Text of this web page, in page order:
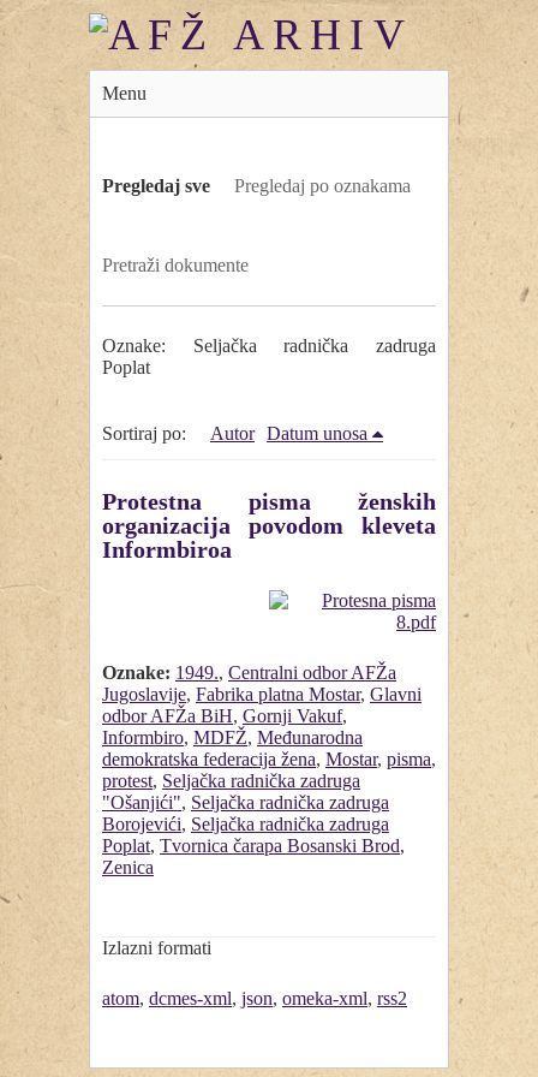
Menu
Pregledaj sve Pregledaj po oznakama
Pretraži dokumente
Oznake: Seljačka radnička zadruga
Poplat
Sortiraj po: Autor Datum unosa
Protestna pisma ženskih
organizacija povodom kleveta
Informbiroa
Oznake: 1949., Centralni odbor AFŽa
Jugoslavije, Fabrika platna Mostar, Glavni
odbor AFŽa BiH, Gornji Vakuf,
Informbiro, MDFŽ, Međunarodna
demokratska federacija žena, Mostar, pisma,
protest, Seljačka radnička zadruga
"Ošanjići", Seljačka radnička zadruga
Borojevići, Seljačka radnička zadruga
Poplat, Tvornica čarapa Bosanski Brod,
Zenica
Izlazni formati
atom, dcmes-xml, json, omeka-xml, rss2